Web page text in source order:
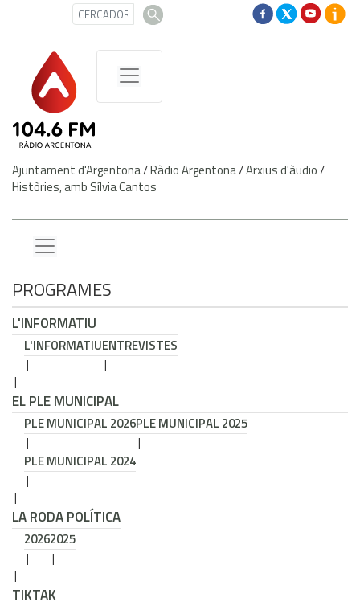
Ajuntament d'Argentona/Ràdio Argentona/Arxius d'àudio/
Històries, amb Sílvia Cantos
PROGRAMES
L'INFORMATIU
L'INFORMATIUENTREVISTES
EL PLE MUNICIPAL
PLE MUNICIPAL 2026PLE MUNICIPAL 2025
PLE MUNICIPAL 2024
LA RODA POLÍTICA
20262025
TIKTAK